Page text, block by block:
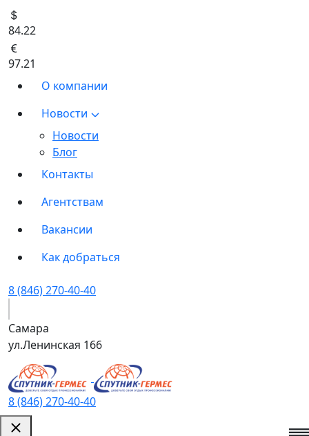
84.22
97.21
О компании
Новости
Новости
Блог
Контакты
Агентствам
Вакансии
Как добраться
8 (846) 270-40-40
Самара
ул.Ленинская 166
8 (846) 270-40-40